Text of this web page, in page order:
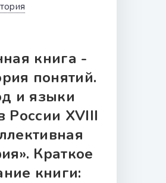
книга -
понятий.
и языки
России XVIII
Краткое
книги: